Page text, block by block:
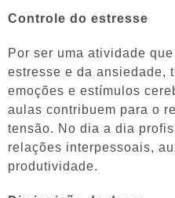
Controle do estresse
Por ser uma atividade
estresse e da ansiedade,
emoções e estímulos
aulas contribuem para o
tensão. No dia a dia
relações interpessoais,
produtividade.